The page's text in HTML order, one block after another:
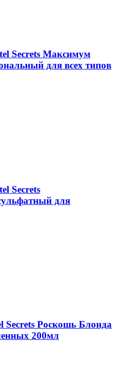
Secrets Максимум
для всех типов
Secrets
для
Secrets Роскошь Блонда
200мл